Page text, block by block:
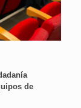
de